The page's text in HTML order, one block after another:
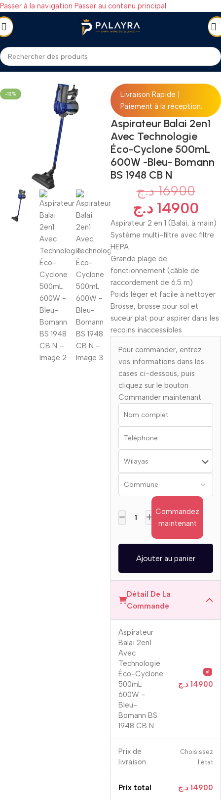
Passer à la navigation Passer au contenu principal
/Petit électroménager/Aspirateur/Aspirateurs balais
-12%
Livraison Rapide |
Paiement à la réception.
Aspirateur Balai 2en1
Avec Technologie
Éco-Cyclone 500mL
600W -Bleu- Bomann
BS 1948 CB N
16900 د.ج
14900 د.ج
Aspirateur 2 en 1 (Balai, à main)
Système multi-filtre avec filtre
HEPA
Grande plage de
fonctionnement (câble de
raccordement de 6.5 m)
Poids léger et facile à nettoyer
Brosse, brosse pour sol et
suceur plat pour aspirer dans les
recoins inaccessibles
Pour commander, entrez
vos informations dans les
cases ci-dessous, puis
cliquez sur le bouton
Commander maintenant
Commandez
maintenant
Ajouter au panier
Détail De La
Commande
Aspirateur
Balai 2en1
Avec
Technologie
Éco-Cyclone
500mL
600W -
Bleu-
Bomann BS
1948 CB N
x1
14900 د.ج
Prix ​​de
livraison
Choisissez
l'état
Prix ​​total 14900 د.ج